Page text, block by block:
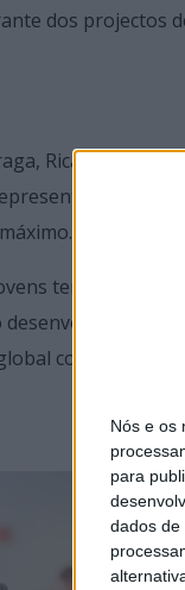
Nós e os
para
dados de
dos projectos
Ricardo Rio
tenham
como o ´Talent